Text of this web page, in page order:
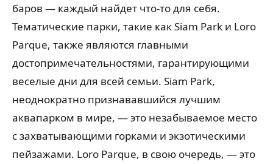
баров — каждый найдет что-то для себя.
Тематические парки, такие как Siam Park и Loro
Parque, также являются главными
достопримечательностями, гарантирующими
веселые дни для всей семьи. Siam Park,
неоднократно признававшийся лучшим
аквапарком в мире, — это незабываемое место
с захватывающими горками и экзотическими
пейзажами. Loro Parque, в свою очередь, — это